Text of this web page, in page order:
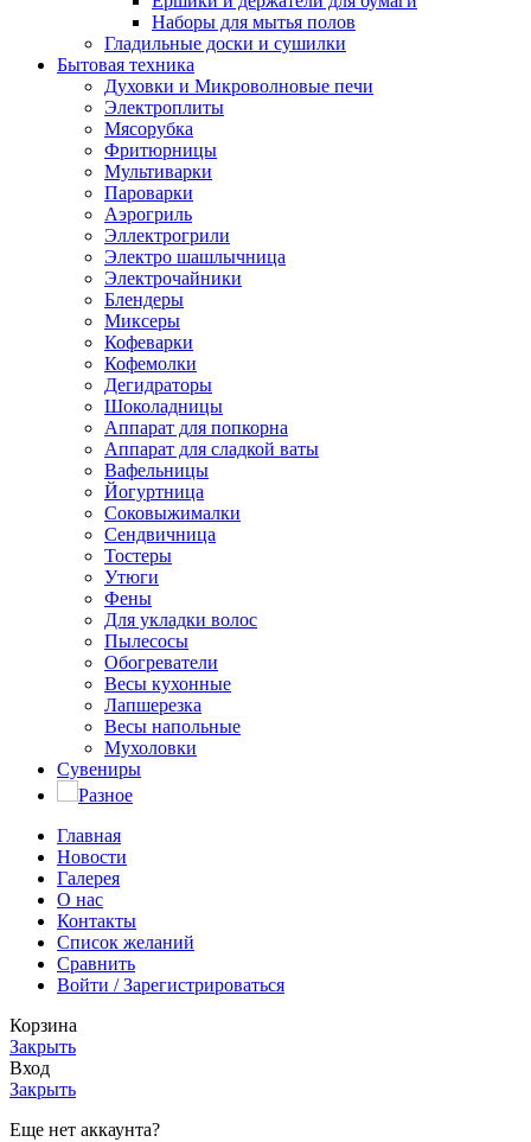
Наборы для мытья полов
Гладильные доски и сушилки
Бытовая техника
Духовки и Микроволновые печи
Электроплиты
Мясорубка
Фритюрницы
Мультиварки
Пароварки
Аэрогриль
Эллектрогрили
Электро шашлычница
Электрочайники
Блендеры
Миксеры
Кофеварки
Кофемолки
Дегидраторы
Шоколадницы
Аппарат для попкорна
Аппарат для сладкой ваты
Вафельницы
Йогуртница
Соковыжималки
Сендвичница
Тостеры
Утюги
Фены
Для укладки волос
Пылесосы
Обогреватели
Весы кухонные
Лапшерезка
Весы напольные
Мухоловки
Сувениры
Разное
Главная
Новости
Галерея
О нас
Контакты
Список желаний
Сравнить
Войти / Зарегистрироваться
Корзина
Закрыть
Вход
Закрыть
Еще нет аккаунта?